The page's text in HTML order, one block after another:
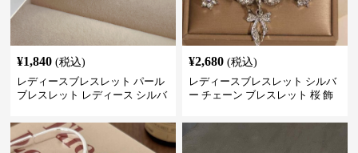
¥1,840 (税込)
レディースブレスレット パール
ブレスレット レディース シルバ
¥2,680 (税込)
レディースブレスレット シルバ
ー チェーン ブレスレット 桜 飾